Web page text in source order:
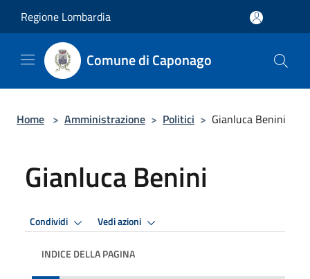
Regione Lombardia
Comune di Caponago
Home > Amministrazione > Politici > Gianluca Benini
Gianluca Benini
Condividi Vedi azioni
INDICE DELLA PAGINA